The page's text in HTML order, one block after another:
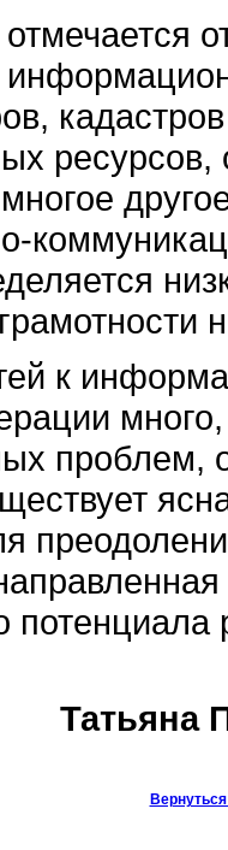
ресурсов,
к
проблем,
Татьяна